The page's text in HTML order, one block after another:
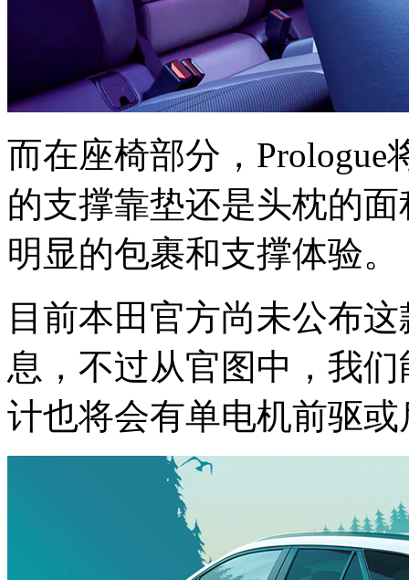
而在座椅部分，
的支撑靠垫还是头枕的
明显的包裹和支撑体验。
目前本田官方尚未公布
息，不过从官图中，我
计也将会有单电机前驱